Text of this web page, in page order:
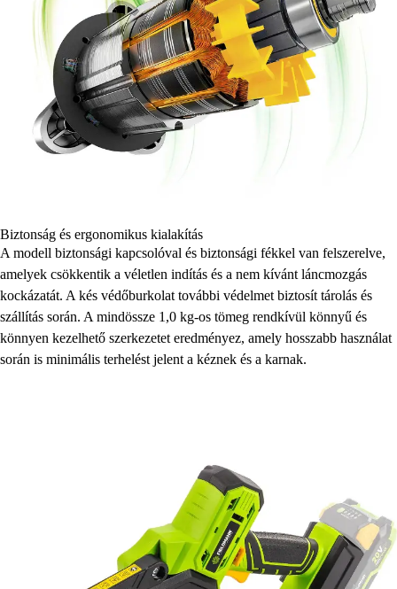
Biztonság és ergonomikus kialakítás
A modell biztonsági kapcsolóval és biztonsági fékkel van felszerelve,
amelyek csökkentik a véletlen indítás és a nem kívánt láncmozgás
kockázatát. A kés védőburkolat további védelmet biztosít tárolás és
szállítás során. A mindössze 1,0 kg-os tömeg rendkívül könnyű és
könnyen kezelhető szerkezetet eredményez, amely hosszabb használat
során is minimális terhelést jelent a kéznek és a karnak.